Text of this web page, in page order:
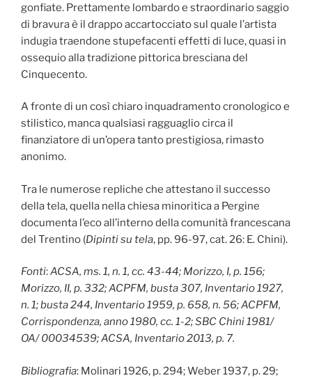
gonfiate. Prettamente lombardo e straordinario saggio
di bravura è il drappo accartocciato sul quale l’artista
indugia traendone stupefacenti effetti di luce, quasi in
ossequio alla tradizione pittorica bresciana del
Cinquecento.
A fronte di un così chiaro inquadramento cronologico e
stilistico, manca qualsiasi ragguaglio circa il
finanziatore di un’opera tanto prestigiosa, rimasto
anonimo.
Tra le numerose repliche che attestano il successo
della tela, quella nella chiesa minoritica a Pergine
documenta l’eco all’interno della comunità francescana
del Trentino (Dipinti su tela, pp. 96-97, cat. 26: E. Chini).
Fonti:ACSA, ms. 1, n. 1, cc. 43-44; Morizzo, I, p. 156;
Morizzo, II, p. 332; ACPFM, busta 307, Inventario 1927,
n. 1; busta 244, Inventario 1959, p. 658, n. 56; ACPFM,
Corrispondenza, anno 1980, cc. 1-2; SBC Chini 1981/
OA/ 00034539; ACSA, Inventario 2013, p. 7.
Bibliografia: Molinari 1926, p. 294; Weber 1937, p. 29;